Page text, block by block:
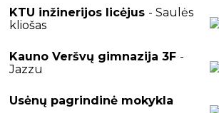
KTU inžinerijos licėjus - Saulės
kliošas
Kauno Veršvų gimnazija 3F -
Jazzu
Usėnų pagrindinė mokykla